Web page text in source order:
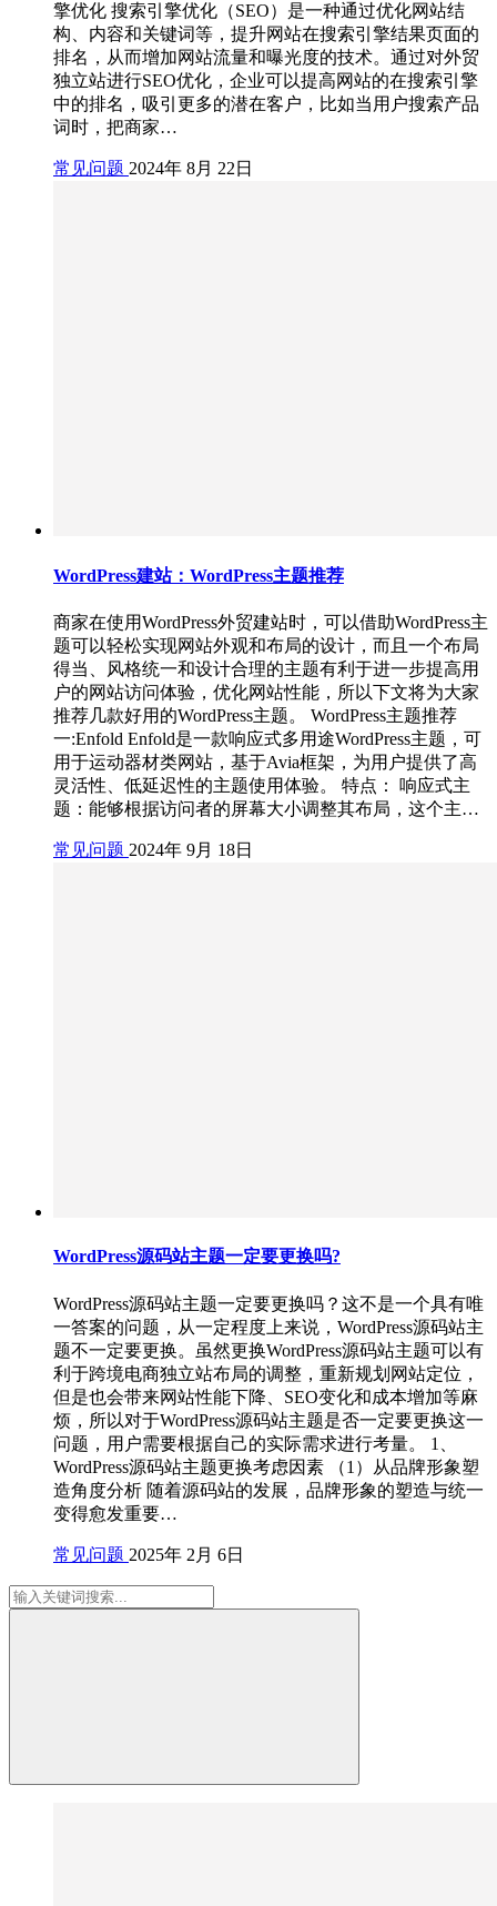
擎优化 搜索引擎优化（SEO）是一种通过优化网站结
构、内容和关键词等，提升网站在搜索引擎结果页面的
排名，从而增加网站流量和曝光度的技术。通过对外贸
独立站进行SEO优化，企业可以提高网站的在搜索引擎
中的排名，吸引更多的潜在客户，比如当用户搜索产品
词时，把商家…
常见问题 2024年 8月 22日
WordPress建站：WordPress主题推荐
商家在使用WordPress外贸建站时，可以借助WordPress主
题可以轻松实现网站外观和布局的设计，而且一个布局
得当、风格统一和设计合理的主题有利于进一步提高用
户的网站访问体验，优化网站性能，所以下文将为大家
推荐几款好用的WordPress主题。 WordPress主题推荐
一:Enfold Enfold是一款响应式多用途WordPress主题，可
用于运动器材类网站，基于Avia框架，为用户提供了高
灵活性、低延迟性的主题使用体验。 特点： 响应式主
题：能够根据访问者的屏幕大小调整其布局，这个主…
常见问题 2024年 9月 18日
WordPress源码站主题一定要更换吗?
WordPress源码站主题一定要更换吗？这不是一个具有唯
一答案的问题，从一定程度上来说，WordPress源码站主
题不一定要更换。虽然更换WordPress源码站主题可以有
利于跨境电商独立站布局的调整，重新规划网站定位，
但是也会带来网站性能下降、SEO变化和成本增加等麻
烦，所以对于WordPress源码站主题是否一定要更换这一
问题，用户需要根据自己的实际需求进行考量。 1、
WordPress源码站主题更换考虑因素 （1）从品牌形象塑
造角度分析 随着源码站的发展，品牌形象的塑造与统一
变得愈发重要…
常见问题 2025年 2月 6日